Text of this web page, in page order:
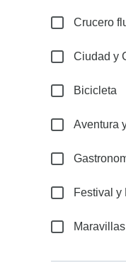
Crucero
Ciudad y
Bicicleta
Aventura
Festival y